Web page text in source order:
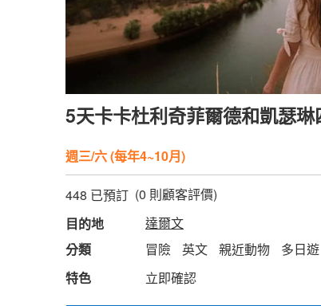
5天卡卡杜利奇菲爾德和凱瑟
週三/六 (每年4~10月)
448 已預訂 (0 則顧客評價)
目的地
達爾文
分類
冒險 英文 親近動物 多日遊
特色
立即確認